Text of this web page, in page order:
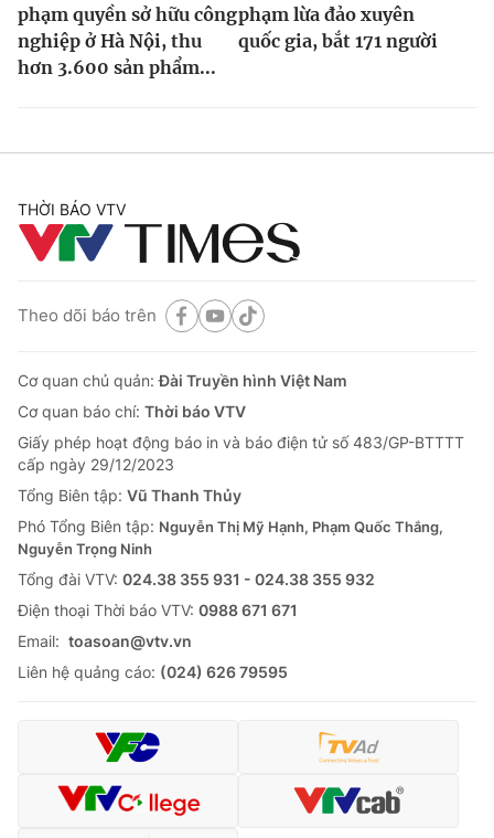
phạm quyền sở hữu công
nghiệp ở Hà Nội, thu
hơn 3.600 sản phẩm...
phạm lừa đảo xuyên
quốc gia, bắt 171 người
THỜI BÁO VTV
Theo dõi báo trên
Cơ quan chủ quản:Đài Truyền hình Việt Nam
Cơ quan báo chí: Thời báo VTV
Giấy phép hoạt động báo in và báo điện tử số 483/GP-BTTTT
cấp ngày 29/12/2023
Tổng Biên tập: Vũ Thanh Thủy
Phó Tổng Biên tập: Nguyễn Thị Mỹ Hạnh, Phạm Quốc Thắng,
Nguyễn Trọng Ninh
Tổng đài VTV: 024.38 355 931 - 024.38 355 932
Ðiện thoại Thời báo VTV: 0988 671 671
Email: toasoan@vtv.vn
Liên hệ quảng cáo: (024) 626 79595